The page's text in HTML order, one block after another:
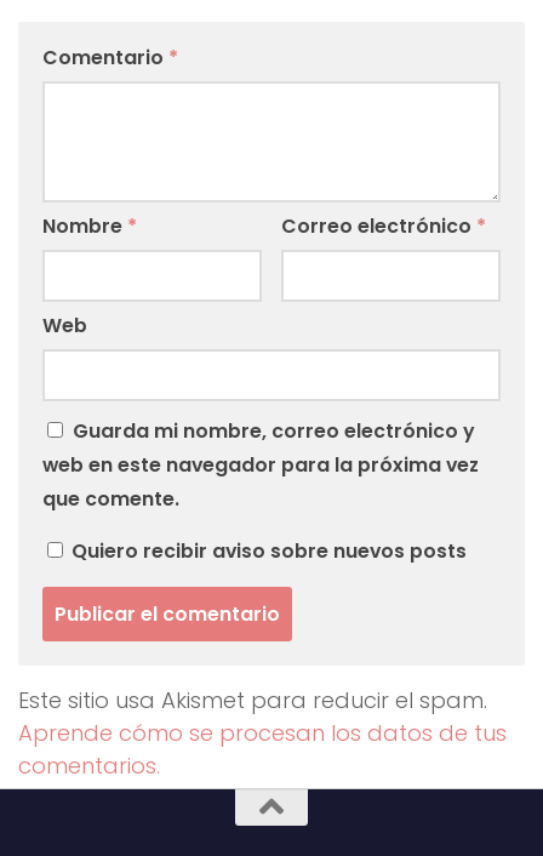
Comentario *
Nombre * Correo electrónico *
Web
Guarda mi nombre, correo electrónico y
web en este navegador para la próxima vez
que comente.
Quiero recibir aviso sobre nuevos posts
Este sitio usa Akismet para reducir el spam.
Aprende cómo se procesan los datos de tus
comentarios.